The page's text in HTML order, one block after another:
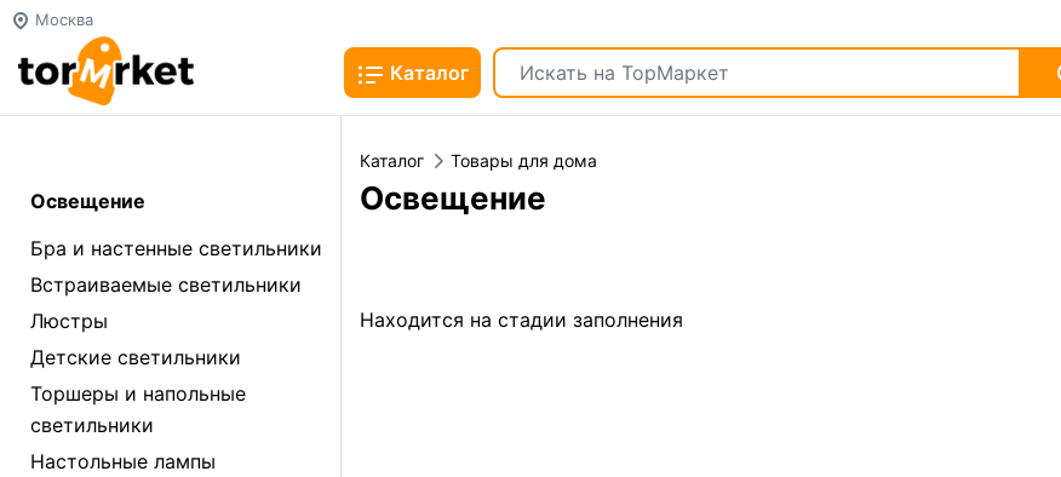
Москва
Каталог
Освещение
Бра и настенные светильники
Встраиваемые светильники
Люстры
Детские светильники
Торшеры и напольные
светильники
Настольные лампы
Каталог Товары для дома
Освещение
Находится на стадии заполнения